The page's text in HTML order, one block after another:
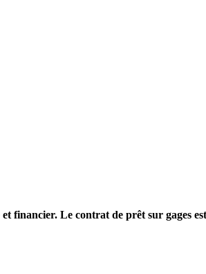
financier. Le contrat de prêt sur gages